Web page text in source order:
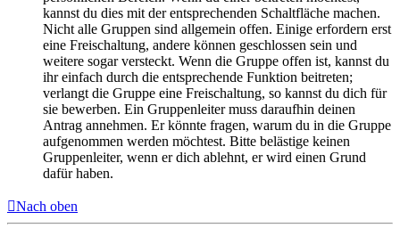
kannst du dies mit der entsprechenden Schaltfläche machen.
Nicht alle Gruppen sind allgemein offen. Einige erfordern erst
eine Freischaltung, andere können geschlossen sein und
weitere sogar versteckt. Wenn die Gruppe offen ist, kannst du
ihr einfach durch die entsprechende Funktion beitreten;
verlangt die Gruppe eine Freischaltung, so kannst du dich für
sie bewerben. Ein Gruppenleiter muss daraufhin deinen
Antrag annehmen. Er könnte fragen, warum du in die Gruppe
aufgenommen werden möchtest. Bitte belästige keinen
Gruppenleiter, wenn er dich ablehnt, er wird einen Grund
dafür haben.
Nach oben